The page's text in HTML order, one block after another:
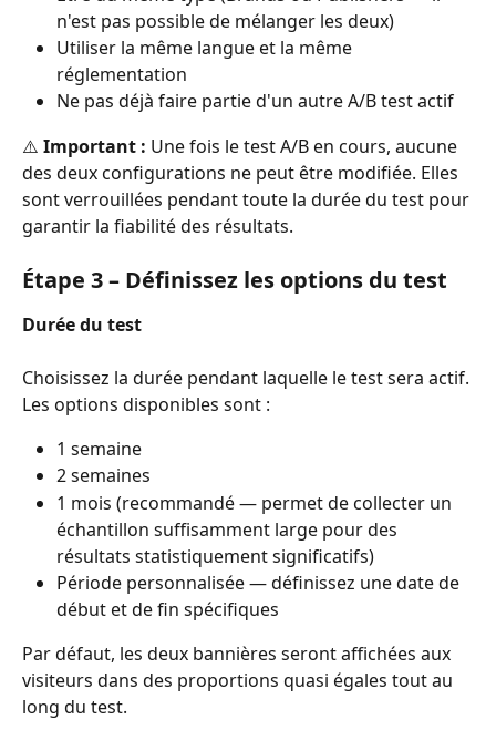
n'est pas possible de mélanger les deux)
Utiliser la même langue et la même
réglementation
Ne pas déjà faire partie d'un autre A/B test actif
⚠️ Important : Une fois le test A/B en cours, aucune
des deux configurations ne peut être modifiée. Elles
sont verrouillées pendant toute la durée du test pour
garantir la fiabilité des résultats.
Étape 3 – Définissez les options du test
Durée du test
Choisissez la durée pendant laquelle le test sera actif.
Les options disponibles sont :
1 semaine
2 semaines
1 mois (recommandé — permet de collecter un
échantillon suffisamment large pour des
résultats statistiquement significatifs)
Période personnalisée — définissez une date de
début et de fin spécifiques
Par défaut, les deux bannières seront affichées aux
visiteurs dans des proportions quasi égales tout au
long du test.